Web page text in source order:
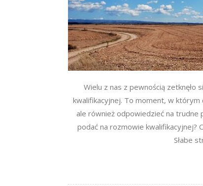
Wielu z nas z pewnością
kwalifikacyjnej. To moment, w
ale również odpowiedzieć na trudne
podać na rozmowie kwalifikacyjnej?
Słabe